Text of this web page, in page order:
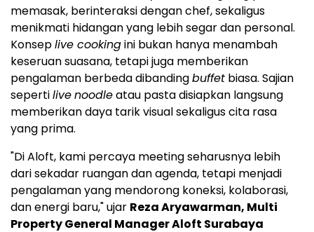
memasak, berinteraksi dengan chef, sekaligus
menikmati hidangan yang lebih segar dan personal.
Konseplive cookingini bukan hanya menambah
keseruan suasana, tetapi juga memberikan
pengalaman berbeda dibandingbuffet biasa. Sajian
sepertilivenoodleatau pasta disiapkan langsung
memberikan daya tarik visual sekaligus cita rasa
yang prima.
"Di Aloft, kami percaya meeting seharusnya lebih
dari sekadar ruangan dan agenda, tetapi menjadi
pengalaman yang mendorong koneksi, kolaborasi,
dan energi baru," ujar Reza Aryawarman, Multi
Property General Manager Aloft Surabaya